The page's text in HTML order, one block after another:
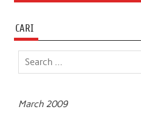
CARI
March 2009